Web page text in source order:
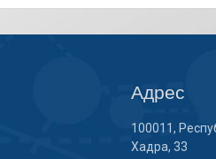
Адрес
100011,
Хадра, 33